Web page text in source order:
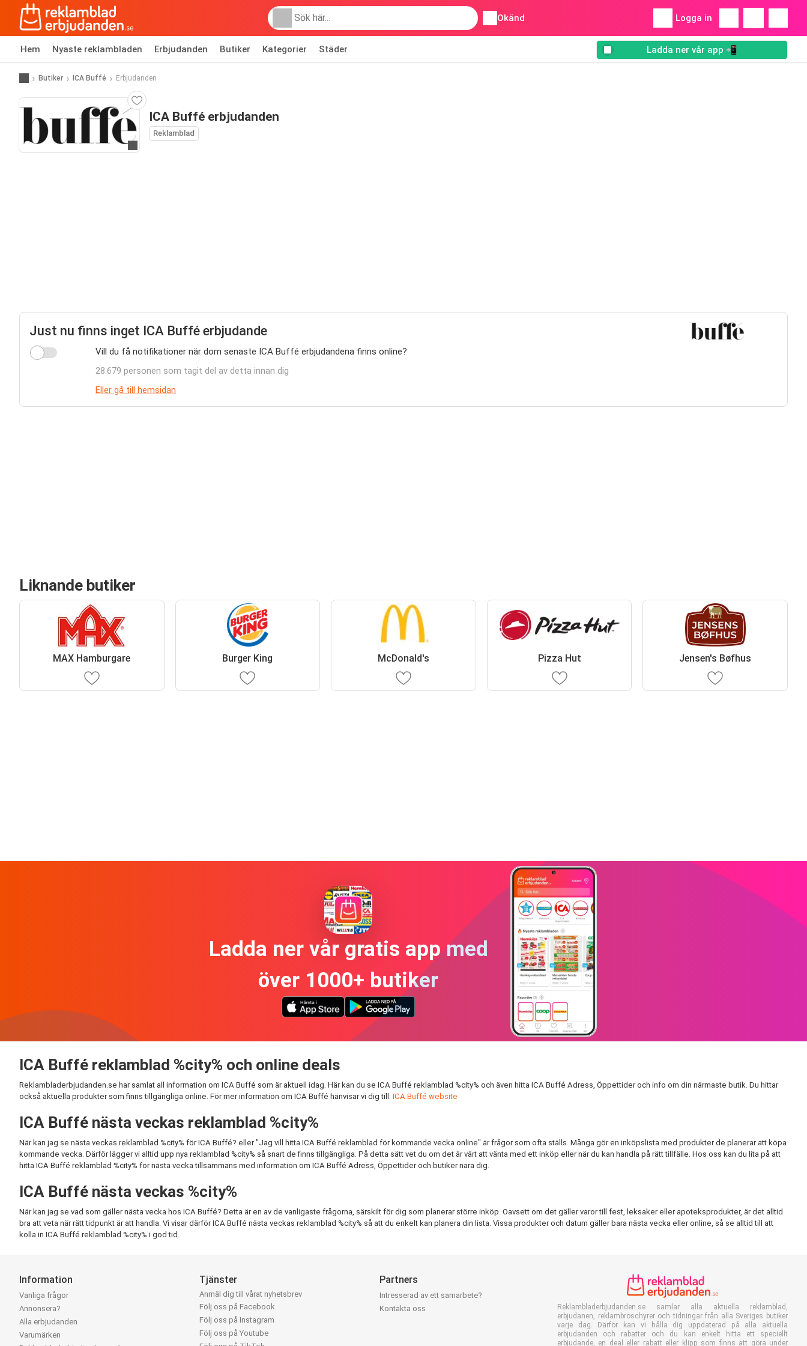
Okänd Logga in
Hem Nyaste reklambladen Erbjudanden Butiker Kategorier Städer Ladda ner vår app 📲
Butiker ICA Buffé Erbjudanden
ICA Buffé erbjudanden
Reklamblad
Just nu finns inget ICA Buffé erbjudande
Vill du få notifikationer när dom senaste ICA Buffé erbjudandena finns online?
28.679 personen som tagit del av detta innan dig
Eller gå till hemsidan
Liknande butiker
MAX Hamburgare Burger King McDonald's Pizza Hut Jensen's Bøfhus
Ladda ner vår gratis app med
över 1000+ butiker
ICA Buffé reklamblad %city% och online deals
Reklambladerbjudanden.se har samlat all information om ICA Buffé som är aktuell idag. Här kan du se ICA Buffé reklamblad %city% och även hitta ICA Buffé Adress, Öppettider och info om din närmaste butik. Du hittar
också aktuella produkter som finns tillgängliga online. För mer information om ICA Buffé hänvisar vi dig till: ICA Buffé website
ICA Buffé nästa veckas reklamblad %city%
När kan jag se nästa veckas reklamblad %city% för ICA Buffé? eller "Jag vill hitta ICA Buffé reklamblad för kommande vecka online" är frågor som ofta ställs. Många gör en inköpslista med produkter de planerar att köpa
kommande vecka. Därför lägger vi alltid upp nya reklamblad %city% så snart de finns tillgängliga. På detta sätt vet du om det är värt att vänta med ett inköp eller när du kan handla på rätt tillfälle. Hos oss kan du lita på att
hitta ICA Buffé reklamblad %city% för nästa vecka tillsammans med information om ICA Buffé Adress, Öppettider och butiker nära dig.
ICA Buffé nästa veckas %city%
När kan jag se vad som gäller nästa vecka hos ICA Buffé? Detta är en av de vanligaste frågorna, särskilt för dig som planerar större inköp. Oavsett om det gäller varor till fest, leksaker eller apoteksprodukter, är det alltid
bra att veta när rätt tidpunkt är att handla. Vi visar därför ICA Buffé nästa veckas reklamblad %city% så att du enkelt kan planera din lista. Vissa produkter och datum gäller bara nästa vecka eller online, så se alltid till att
kolla in ICA Buffé reklamblad %city% i god tid.
Information
Vanliga frågor
Annonsera?
Alla erbjudanden
Varumärken
Tjänster
Anmäl dig till vårat nyhetsbrev
Följ oss på Facebook
Följ oss på Instagram
Följ oss på Youtube
Partners
Intresserad av ett samarbete?
Kontakta oss
Reklambladerbjudanden.se samlar alla aktuella reklamblad,
erbjudanen, reklambroschyrer och tidningar från alla Sveriges butiker
varje dag. Därför kan vi hålla dig uppdaterad på alla aktuella
erbjudanden och rabatter och du kan enkelt hitta ett speciellt
erbjudande, en deal eller rabatt eller klipp som finns att göra under